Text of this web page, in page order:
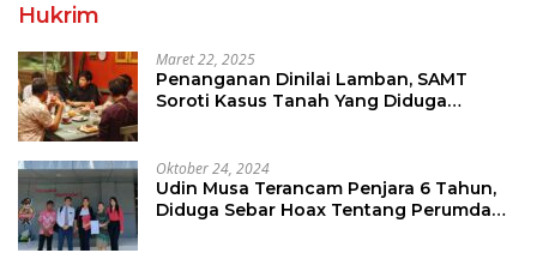
Hukrim
Maret 22, 2025
Penanganan Dinilai Lamban, SAMT
Soroti Kasus Tanah Yang Diduga
Oktober 24, 2024
Udin Musa Terancam Penjara 6 Tahun,
Diduga Sebar Hoax Tentang Perumda